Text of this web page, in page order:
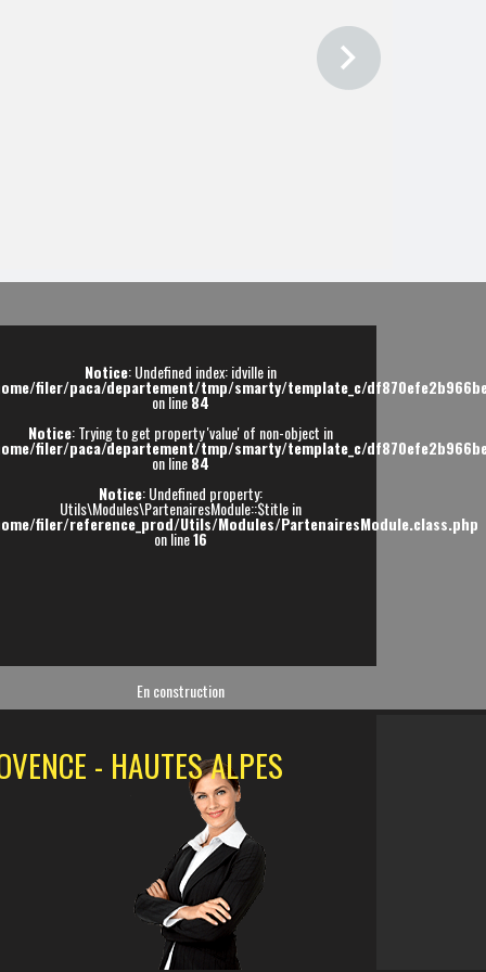
Notice: Undefined index: idville in
filer/paca/departement/tmp/smarty/template_c/
on line84
Notice: Trying to get property 'value' of non-object in
filer/paca/departement/tmp/smarty/template_c/
on line84
Notice: Undefined property:
Utils\Modules\PartenairesModule::$title in
filer/reference_prod/Utils/Modules/PartenairesModule.class.php
on line16
En construction
- HAUTES ALPES